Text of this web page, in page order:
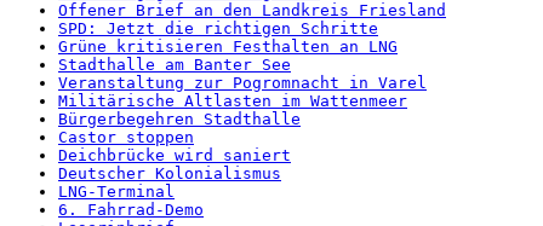
Offener Brief an den Landkreis Friesland
SPD: Jetzt die richtigen Schritte
Grüne kritisieren Festhalten an LNG
Stadthalle am Banter See
Veranstaltung zur Pogromnacht in Varel
Militärische Altlasten im Wattenmeer
Bürgerbegehren Stadthalle
Castor stoppen
Deichbrücke wird saniert
Deutscher Kolonialismus
LNG-Terminal
6. Fahrrad-Demo